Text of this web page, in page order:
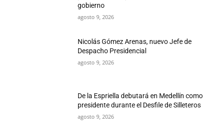
gobierno
agosto 9, 2026
Nicolás Gómez Arenas, nuevo Jefe de
Despacho Presidencial
agosto 9, 2026
De la Espriella debutará en Medellín como
presidente durante el Desfile de Silleteros
agosto 9, 2026